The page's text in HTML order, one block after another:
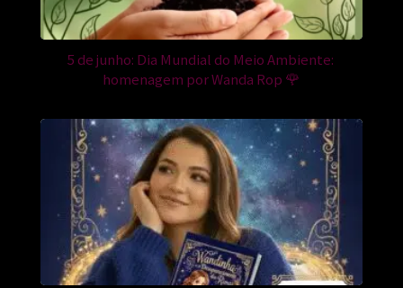
5 de junho: Dia Mundial do Meio Ambiente:
homenagem por Wanda Rop 🌹